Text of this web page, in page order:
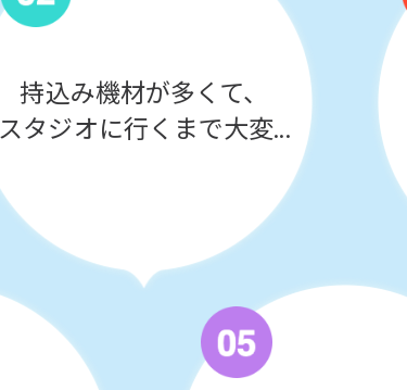
持込み機材が多くて、
スタジオに行くまで大変...